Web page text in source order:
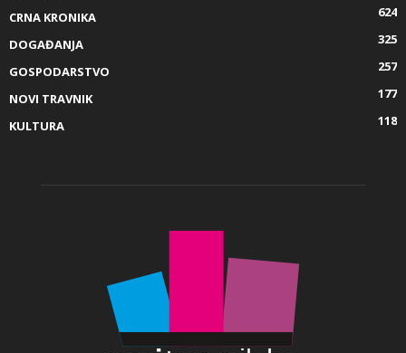
CRNA KRONIKA
624
DOGAĐANJA
325
GOSPODARSTVO
257
NOVI TRAVNIK
177
KULTURA
118